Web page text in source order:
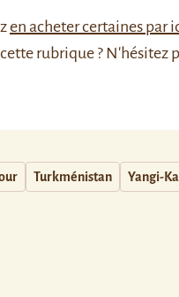
en acheter certaines par
rubrique ? N'hésitez
Turkménistan Yangi-